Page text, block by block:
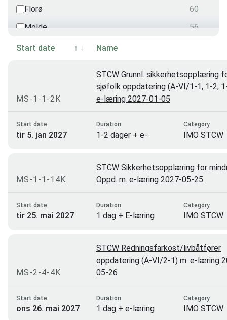
Florø
60
Molde
56
Harstad
48
Trondheim
Hammerfest
29
12
Sola
12
10
9
Tønsberg
7
Start date Name
MS-1-1-2K
Start date
tir 5. jan 2027
STCW Grunnl. sikkerhetsopplæring
sjøfolk oppdatering (A-VI/1-1, 1-2,
e-læring 2027-01-05
Duration
1-2 dager + e-
Category
IMO STCW
MS-1-1-14K
Start date
tir 25. mai 2027
STCW Sikkerhetsopplæring for
Oppd. m. e-læring 2027-05-25
Duration
1 dag + E-læring
Category
IMO STCW
MS-2-4-4K
Start date
ons 26. mai 2027
STCW Redningsfarkost/livbåtfører
oppdatering (A-VI/2-1) m. e-læring
05-26
Duration
1 dag + e-læring
Category
IMO STCW